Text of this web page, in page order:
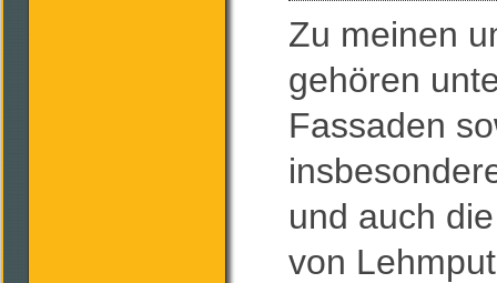
Zu meinen
gehören
Fassaden
und auch
von